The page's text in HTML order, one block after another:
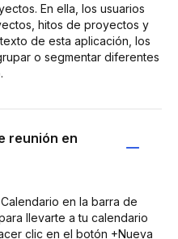
En ella, los usuarios
hitos de proyectos y
de esta aplicación, los
o segmentar diferentes
reunión en
en la barra de
llevarte a tu calendario
clic en el botón +Nueva